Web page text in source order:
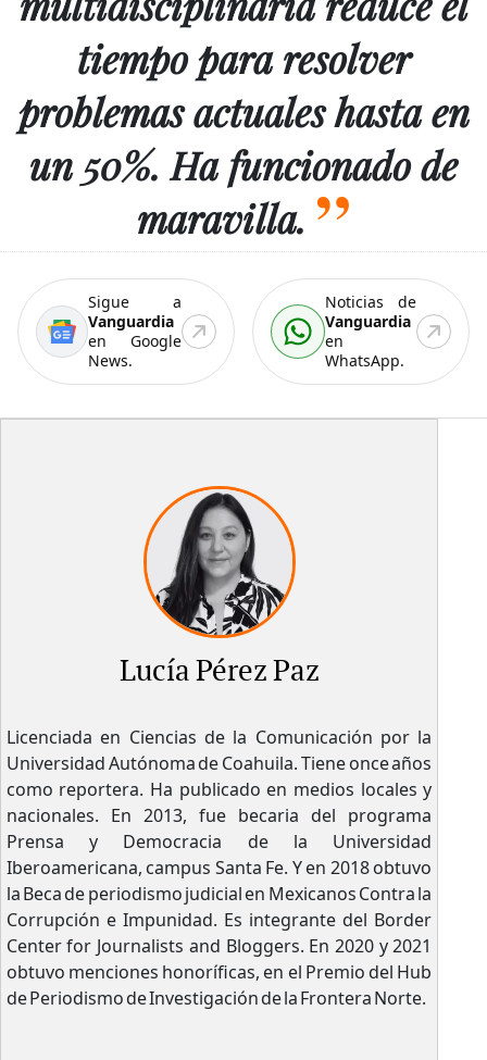
tiempo para resolver
problemas actuales hasta en
un 50%. Ha funcionado de
maravilla.
Sigue a
Vanguardia
en Google
News.
Noticias de
Vanguardia
en
WhatsApp.
Lucía Pérez Paz
Licenciada en Ciencias de la Comunicación por la
Universidad Autónoma de Coahuila. Tiene once años
como reportera. Ha publicado en medios locales y
nacionales. En 2013, fue becaria del programa
Prensa y Democracia de la Universidad
Iberoamericana, campus Santa Fe. Y en 2018 obtuvo
la Beca de periodismo judicial en Mexicanos Contra la
Corrupción e Impunidad. Es integrante del Border
Center for Journalists and Bloggers. En 2020 y 2021
obtuvo menciones honoríficas, en el Premio del Hub
de Periodismo de Investigación de la Frontera Norte.